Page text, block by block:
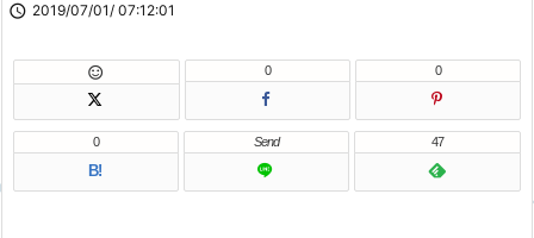
 2019/07/01/ 07:12:01
 0 0
B!
0 Send 47